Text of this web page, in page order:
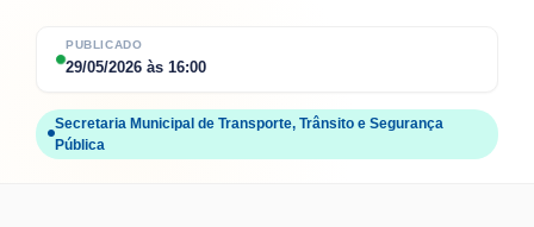
PUBLICADO
29/05/2026 às 16:00
Secretaria Municipal de Transporte, Trânsito e Segurança
Pública